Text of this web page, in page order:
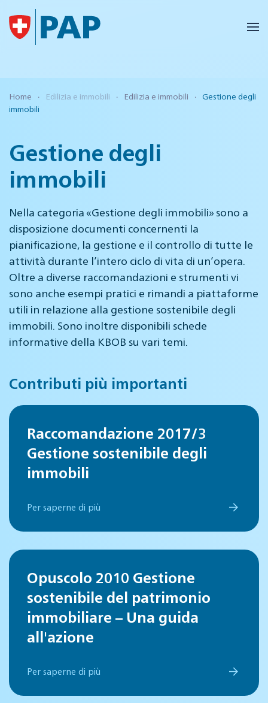
Skip to main content
Home Edilizia e immobili Edilizia e immobili
Gestione degli
immobili
Gestione degli
immobili
Nella categoria «Gestione degli immobili» sono a
disposizione documenti concernenti la
pianificazione, la gestione e il controllo di tutte le
attività durante l’intero ciclo di vita di un’opera.
Oltre a diverse raccomandazioni e strumenti vi
sono anche esempi pratici e rimandi a piattaforme
utili in relazione alla gestione sostenibile degli
immobili. Sono inoltre disponibili schede
informative della KBOB su vari temi.
Contributi più importanti
Raccomandazione 2017/3
Gestione sostenibile degli
immobili
Per saperne di più
Opuscolo 2010 Gestione
sostenibile del patrimonio
immobiliare – Una guida
all'azione
Per saperne di più